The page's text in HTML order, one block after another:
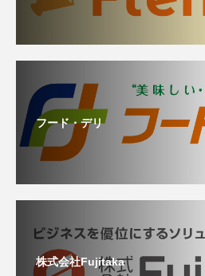
フード・デリ
株式会社Fujitaka